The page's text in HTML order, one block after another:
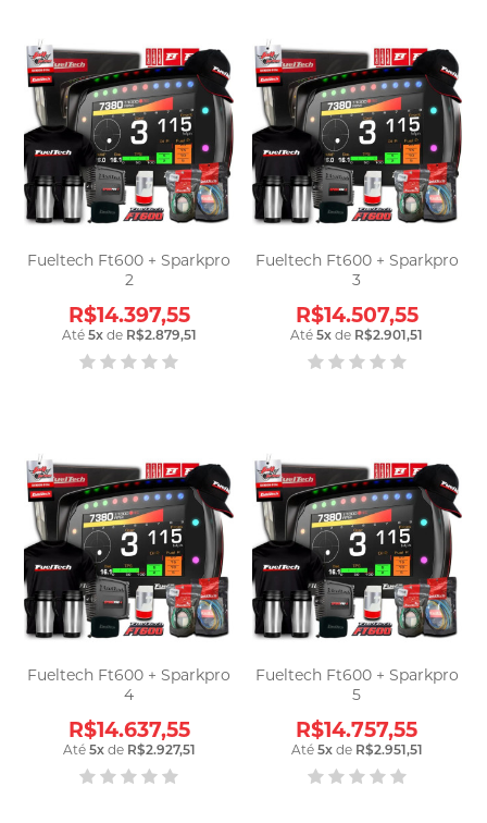
Fueltech Ft600 + Sparkpro
2
R$14.397,55
Até 5xde R$2.879,51
Fueltech Ft600 + Sparkpro
3
R$14.507,55
Até5x de R$2.901,51
Fueltech Ft600 + Sparkpro
4
R$14.637,55
Até 5xde R$2.927,51
Fueltech Ft600 + Sparkpro
5
R$14.757,55
Até 5xde R$2.951,51